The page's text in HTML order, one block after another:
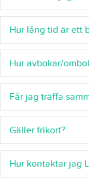
Hur lång tid är ett
Hur avbokar/
Får jag träffa
Gäller frikort?
Hur kontaktar jag